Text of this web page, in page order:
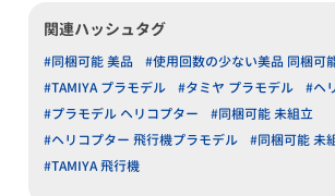
関連ハッシュタグ
#同梱可能 美品
#使用回数の少ない美品 同梱可
#TAMIYA プラモデル
#タミヤ プラモデル
#ヘ
#プラモデル ヘリコプター
#同梱可能 未組立
#ヘリコプター 飛行機プラモデル
#同梱可能 未
#TAMIYA 飛行機